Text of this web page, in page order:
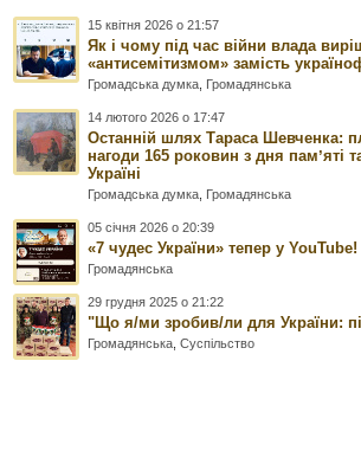
15 квітня 2026 о 21:57
Як і чому під час війни влада
«антисемітизмом» замість
Громадська думка Громадянська
14 лютого 2026 о 17:47
Останній шлях Тараса Шевченка:
нагоди 165 роковин з дня памʼяті
Україні
Громадська думка Громадянська
05 січня 2026 о 20:39
«7 чудес України» тепер у YouTube!
Громадянська
29 грудня 2025 о 21:22
"Що я/ми зробив/ли для України:
Громадянська ,Суспільство